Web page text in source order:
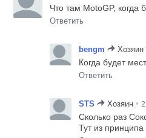
Что там MotoGP, когда
Ответить
bengm Хозяин
Когда будет
Ответить
STS Хозяин •
Сколько раз
Тут из